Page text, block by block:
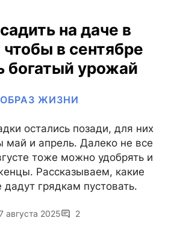
на даче в
чтобы в сентябре
богатый урожай
ОБРАЗ ЖИЗНИ
остались позади, для них
май и апрель. Далеко не все
тоже можно удобрять и
Рассказываем, какие
дадут грядкам пустовать.
августа 2025 2